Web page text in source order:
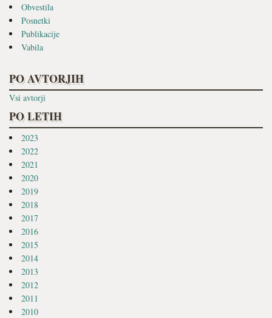
Obvestila
Posnetki
Publikacije
Vabila
PO AVTORJIH
Vsi avtorji
PO LETIH
2023
2022
2021
2020
2019
2018
2017
2016
2015
2014
2013
2012
2011
2010